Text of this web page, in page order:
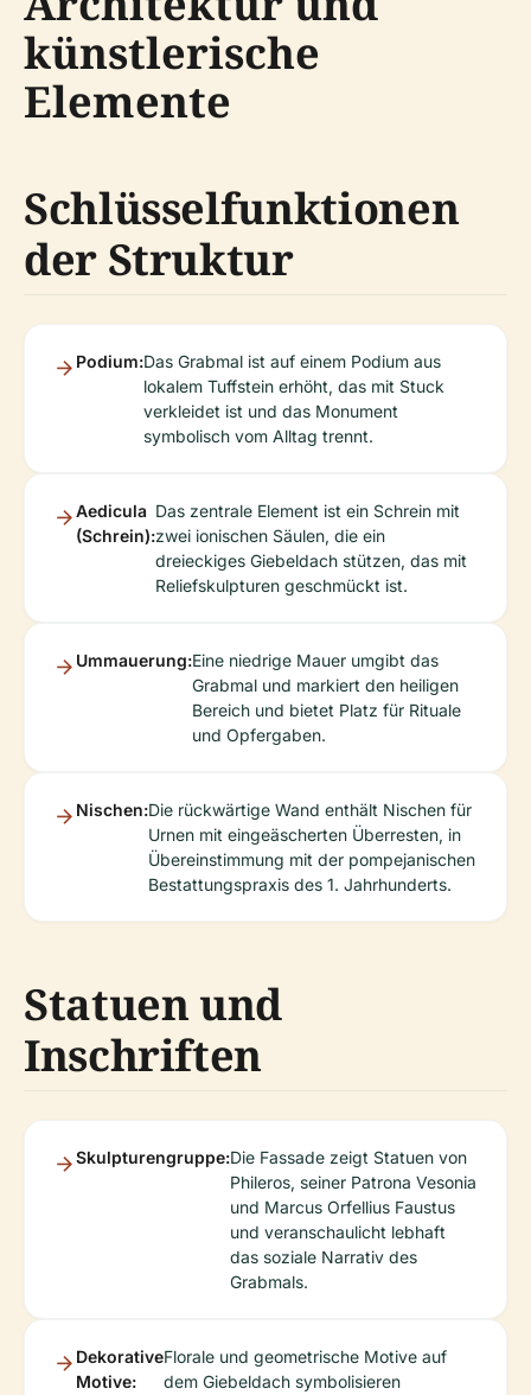
künstlerische
Elemente
Schlüsselfunktionen
der Struktur
Podium:Das Grabmal ist auf einem Podium aus
lokalem Tuffstein erhöht, das mit Stuck
verkleidet ist und das Monument
symbolisch vom Alltag trennt.
Aedicula
(Schrein):
Das zentrale Element ist ein Schrein mit
zwei ionischen Säulen, die ein
dreieckiges Giebeldach stützen, das mit
Reliefskulpturen geschmückt ist.
Ummauerung:Eine niedrige Mauer umgibt das
Grabmal und markiert den heiligen
Bereich und bietet Platz für Rituale
und Opfergaben.
Nischen:Die rückwärtige Wand enthält Nischen für
Urnen mit eingeäscherten Überresten, in
Übereinstimmung mit der pompejanischen
Bestattungspraxis des 1. Jahrhunderts.
Statuen und
Inschriften
Skulpturengruppe:Die Fassade zeigt Statuen von
Phileros, seiner Patrona Vesonia
und Marcus Orfellius Faustus
und veranschaulicht lebhaft
das soziale Narrativ des
Grabmals.
Dekorative
Motive:
Florale und geometrische Motive auf
dem Giebeldach symbolisieren